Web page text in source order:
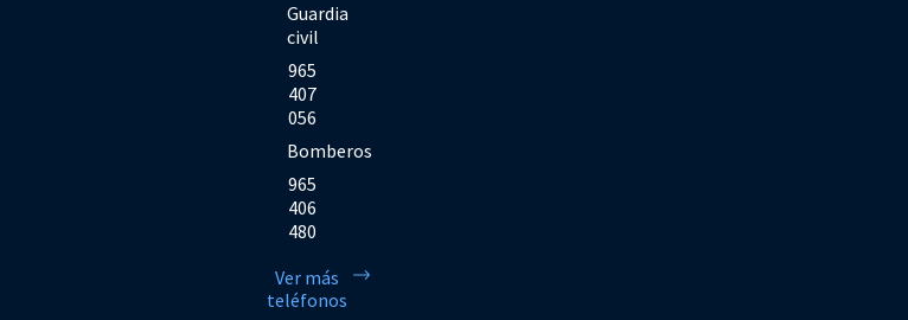
Guardia
civil
965
407
056
Bomberos
965
406
480
Ver más
teléfonos